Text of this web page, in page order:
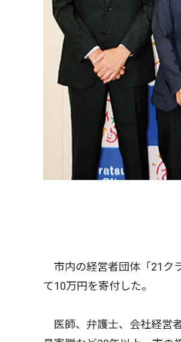
市内の経営者団体「21ク
て10万円を寄付した。
医師、弁護士、会社経営